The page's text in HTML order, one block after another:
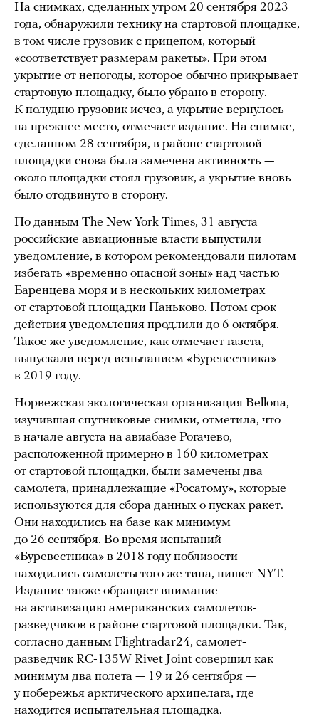
На снимках, сделанных утром 20 сентября 2023
года, обнаружили технику на стартовой площадке,
в том числе грузовик с прицепом, который
«соответствует размерам ракеты». При этом
укрытие от непогоды, которое обычно прикрывает
стартовую площадку, было убрано в сторону.
К полудню грузовик исчез, а укрытие вернулось
на прежнее место, отмечает издание. На снимке,
сделанном 28 сентября, в районе стартовой
площадки снова была замечена активность —
около площадки стоял грузовик, а укрытие вновь
было отодвинуто в сторону.
По данным The New York Times, 31 августа
российские авиационные власти выпустили
уведомление, в котором рекомендовали пилотам
избегать «временно опасной зоны» над частью
Баренцева моря и в нескольких километрах
от стартовой площадки Паньково. Потом срок
действия уведомления продлили до 6 октября.
Такое же уведомление, как отмечает газета,
выпускали перед испытанием «Буревестника»
в 2019 году.
Норвежская экологическая организация Bellona,
изучившая спутниковые снимки, отметила, что
в начале августа на авиабазе Рогачево,
расположенной примерно в 160 километрах
от стартовой площадки, были замечены два
самолета, принадлежащие «Росатому», которые
используются для сбора данных о пусках ракет.
Они находились на базе как минимум
до 26 сентября. Во время испытаний
«Буревестника» в 2018 году поблизости
находились самолеты того же типа, пишет NYT.
Издание также обращает внимание
на активизацию американских самолетов-
разведчиков в районе стартовой площадки. Так,
согласно данным Flightradar24, самолет-
разведчик RC-135W Rivet Joint совершил как
минимум два полета — 19 и 26 сентября —
у побережья арктического архипелага, где
находится испытательная площадка.